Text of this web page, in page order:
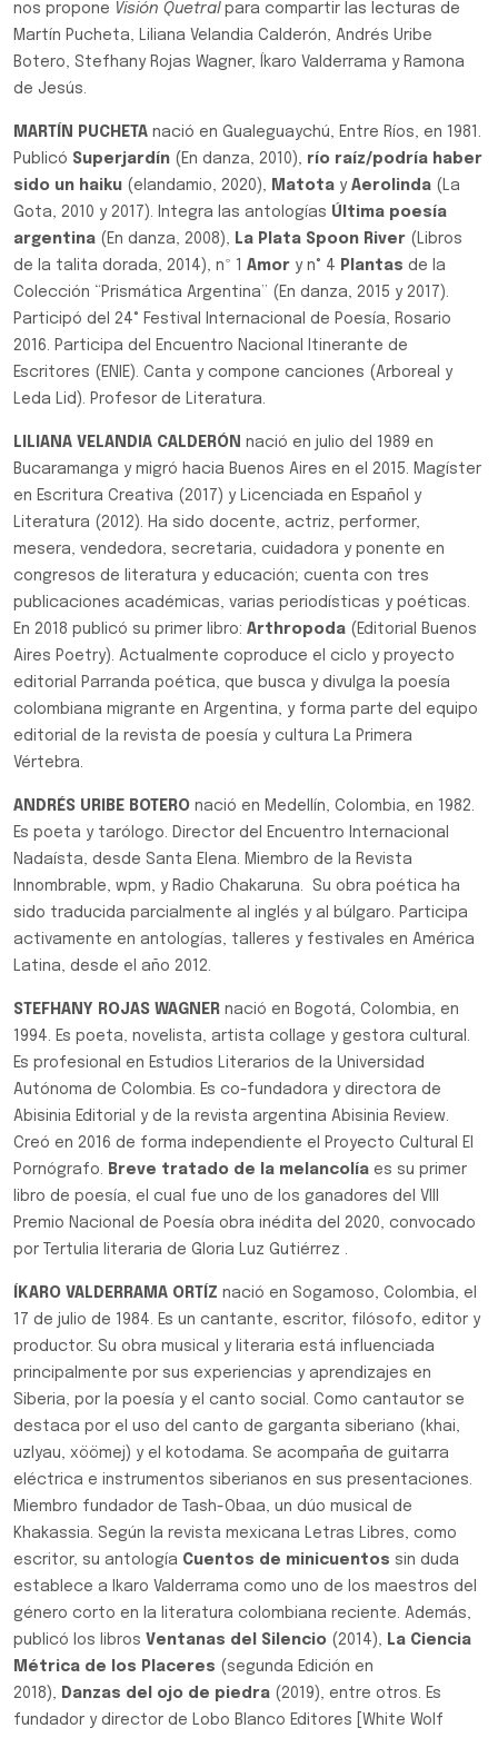
nos propone Visión Quetralpara compartir las lecturas de
Martín Pucheta, Liliana Velandia Calderón, Andrés Uribe
Botero, Stefhany Rojas Wagner, Íkaro Valderrama y Ramona
de Jesús.
MARTÍN PUCHETA nació en Gualeguaychú, Entre Ríos, en 1981.
Publicó Superjardín (En danza, 2010), río raíz/podría haber
sido un haiku (elandamio, 2020), Matota yAerolinda (La
Gota, 2010 y 2017). Integra las antologías Última poesía
argentina (En danza, 2008), La Plata Spoon River (Libros
de la talita dorada, 2014), nº 1 Amor y n° 4 Plantas de la
Colección “Prismática Argentina” (En danza, 2015 y 2017).
Participó del 24° Festival Internacional de Poesía, Rosario
2016. Participa del Encuentro Nacional Itinerante de
Escritores (ENIE). Canta y compone canciones (Arboreal y
Leda Lid). Profesor de Literatura.
LILIANA VELANDIA CALDERÓN nació en julio del 1989 en
Bucaramanga y migró hacia Buenos Aires en el 2015. Magíster
en Escritura Creativa (2017) y Licenciada en Español y
Literatura (2012). Ha sido docente, actriz, performer,
mesera, vendedora, secretaria, cuidadora y ponente en
congresos de literatura y educación; cuenta con tres
publicaciones académicas, varias periodísticas y poéticas.
En 2018 publicó su primer libro: Arthropoda (Editorial Buenos
Aires Poetry). Actualmente coproduce el ciclo y proyecto
editorial Parranda poética, que busca y divulga la poesía
colombiana migrante en Argentina, y forma parte del equipo
editorial de la revista de poesía y cultura La Primera
Vértebra.
ANDRÉS URIBE BOTERO nació en Medellín, Colombia, en 1982.
Es poeta y tarólogo. Director del Encuentro Internacional
Nadaísta, desde Santa Elena. Miembro de la Revista
Innombrable, wpm, y Radio Chakaruna. Su obra poética ha
sido traducida parcialmente al inglés y al búlgaro. Participa
activamente en antologías, talleres y festivales en América
Latina, desde el año 2012.
STEFHANY ROJAS WAGNER nació en Bogotá, Colombia, en
1994. Es poeta, novelista, artista collage y gestora cultural.
Es profesional en Estudios Literarios de la Universidad
Autónoma de Colombia. Es co-fundadora y directora de
Abisinia Editorial y de la revista argentina Abisinia Review.
Creó en 2016 de forma independiente el Proyecto Cultural El
Pornógrafo. Breve tratado de la melancolía es su primer
libro de poesía, el cual fue uno de los ganadores del VIII
Premio Nacional de Poesía obra inédita del 2020, convocado
por Tertulia literaria de Gloria Luz Gutiérrez .
ÍKARO VALDERRAMA ORTÍZ nació en Sogamoso, Colombia, el
17 de julio de 1984. Es un cantante, escritor, filósofo, editor y
productor. Su obra musical y literaria está influenciada
principalmente por sus experiencias y aprendizajes en
Siberia, por la poesía y el canto social. Como cantautor se
destaca por el uso del canto de garganta siberiano (khai,
uzlyau, xöömej) y el kotodama. Se acompaña de guitarra
eléctrica e instrumentos siberianos en sus presentaciones.
Miembro fundador de Tash-Obaa, un dúo musical de
Khakassia. Según la revista mexicana Letras Libres, como
escritor, su antología Cuentos de minicuentos sin duda
establece a Ikaro Valderrama como uno de los maestros del
género corto en la literatura colombiana reciente. Además,
publicó los libros Ventanas del Silencio (2014), La Ciencia
Métrica de los Placeres (segunda Edición en
2018), Danzas del ojo de piedra (2019), entre otros. Es
fundador y director de Lobo Blanco Editores [White Wolf